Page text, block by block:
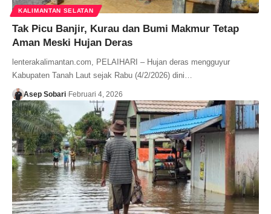
KALIMANTAN SELATAN
Tak Picu Banjir, Kurau dan Bumi Makmur Tetap
Aman Meski Hujan Deras
lenterakalimantan.com, PELAIHARI – Hujan deras mengguyur
Kabupaten Tanah Laut sejak Rabu (4/2/2026) dini…
Asep Sobari Februari 4, 2026